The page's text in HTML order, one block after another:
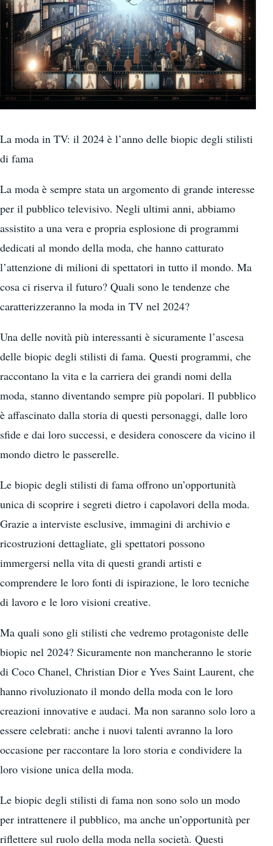
La moda in TV: il 2024 è l’anno delle biopic degli stilisti
di fama
La moda è sempre stata un argomento di grande interesse
per il pubblico televisivo. Negli ultimi anni, abbiamo
assistito a una vera e propria esplosione di programmi
dedicati al mondo della moda, che hanno catturato
l’attenzione di milioni di spettatori in tutto il mondo. Ma
cosa ci riserva il futuro? Quali sono le tendenze che
caratterizzeranno la moda in TV nel 2024?
Una delle novità più interessanti è sicuramente l’ascesa
delle biopic degli stilisti di fama. Questi programmi, che
raccontano la vita e la carriera dei grandi nomi della
moda, stanno diventando sempre più popolari. Il pubblico
è affascinato dalla storia di questi personaggi, dalle loro
sfide e dai loro successi, e desidera conoscere da vicino il
mondo dietro le passerelle.
Le biopic degli stilisti di fama offrono un’opportunità
unica di scoprire i segreti dietro i capolavori della moda.
Grazie a interviste esclusive, immagini di archivio e
ricostruzioni dettagliate, gli spettatori possono
immergersi nella vita di questi grandi artisti e
comprendere le loro fonti di ispirazione, le loro tecniche
di lavoro e le loro visioni creative.
Ma quali sono gli stilisti che vedremo protagoniste delle
biopic nel 2024? Sicuramente non mancheranno le storie
di Coco Chanel, Christian Dior e Yves Saint Laurent, che
hanno rivoluzionato il mondo della moda con le loro
creazioni innovative e audaci. Ma non saranno solo loro a
essere celebrati: anche i nuovi talenti avranno la loro
occasione per raccontare la loro storia e condividere la
loro visione unica della moda.
Le biopic degli stilisti di fama non sono solo un modo
per intrattenere il pubblico, ma anche un’opportunità per
riflettere sul ruolo della moda nella società. Questi